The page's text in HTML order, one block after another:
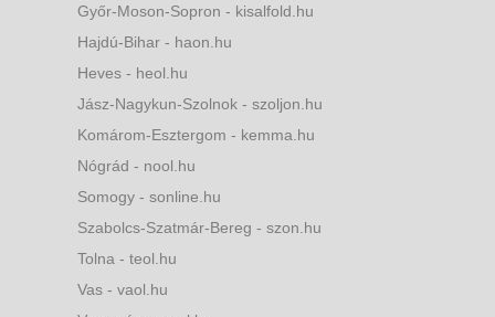
Győr-Moson-Sopron - kisalfold.hu
Hajdú-Bihar - haon.hu
Heves - heol.hu
Jász-Nagykun-Szolnok - szoljon.hu
Komárom-Esztergom - kemma.hu
Nógrád - nool.hu
Somogy - sonline.hu
Szabolcs-Szatmár-Bereg - szon.hu
Tolna - teol.hu
Vas - vaol.hu